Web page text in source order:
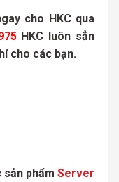
cho HKC qua
HKC luôn sẳn
cho các bạn.
phẩm Server